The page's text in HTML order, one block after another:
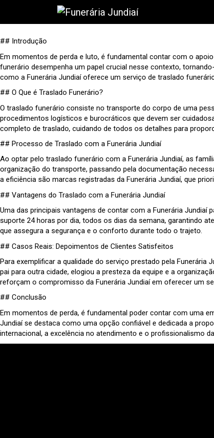
## Introdução
Em momentos de perda e luto, é fundamental contar com o
funerário desempenha um papel crucial nesse contexto,
como a Funerária Jundiaí oferece um serviço de traslado
## O Que é Traslado Funerário?
O traslado funerário consiste no transporte do corpo de uma
procedimentos logísticos e burocráticos que devem ser
completo de traslado, cuidando de todos os detalhes para
## Processo de Traslado com a Funerária Jundiaí
Ao optar pelo traslado funerário com a Funerária Jundiaí, as
organização do transporte, passando pela documentação
a eficiência são marcas registradas da Funerária Jundiaí, que
## Vantagens do Traslado com a Funerária Jundiaí
Uma das principais vantagens de contar com a Funerária
suporte 24 horas por dia, todos os dias da semana, garantindo
que assegura a segurança e o conforto durante todo o trajeto.
## Casos Reais: Depoimentos de Clientes Satisfeitos
Para exemplificar a qualidade do serviço prestado pela
pai para outra cidade, elogiou a presteza da equipe e a
reforçam o compromisso da Funerária Jundiaí em oferecer um
## Conclusão
Em momentos de perda, é fundamental poder contar com uma
Jundiaí se destaca como uma opção confiável e dedicada a
internacional, a excelência no atendimento e o profissionalismo